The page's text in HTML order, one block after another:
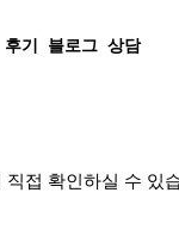
후기 블로그 상담
접 확인하실 수 있